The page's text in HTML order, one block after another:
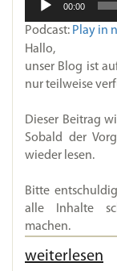
Player
00:00
Podcast: Play in
Hallo,
unser Blog ist
nur teilweise
Dieser Beitrag
Sobald der
wieder lesen.
Bitte
alle Inhalte
machen.
weiterlesen